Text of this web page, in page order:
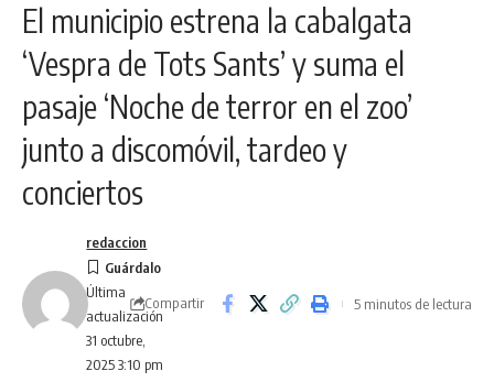
El municipio estrena la cabalgata
‘Vespra de Tots Sants’ y suma el
pasaje ‘Noche de terror en el zoo’
junto a discomóvil, tardeo y
conciertos
Última
actualización
31 octubre,
2025 3:10 pm
redaccion
Compartir 5 minutos de lectura